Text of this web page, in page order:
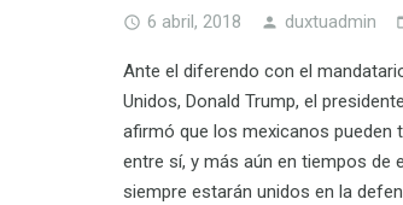
6 abril, 2018 duxtuadmin
Ante el diferendo con el
Unidos, Donald Trump, el
afirmó que los mexicanos pueden
entre sí, y más aún en tiempos de
siempre estarán unidos en la